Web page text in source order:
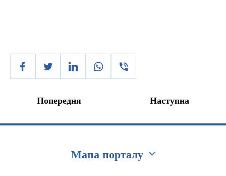
Попередня Наступна
Мапа порталу